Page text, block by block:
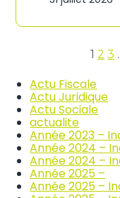
c
m
e
l
a
r
p
n
i
e
r
i
x
d
e
1 2 3
Actu Fiscale
Actu Juridique
Actu Sociale
actualite
Année 2023 –
Année 2024 –
Année 2024 –
Année 2025 –
Année 2025 –